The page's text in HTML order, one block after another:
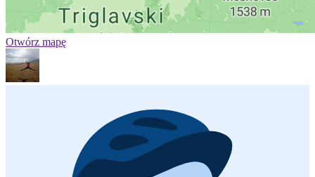
Otwórz mapę